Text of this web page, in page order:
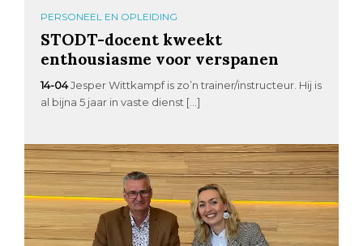
PERSONEEL EN OPLEIDING
STODT-docent kweekt
enthousiasme voor verspanen
14-04Jesper Wittkampf is zo’n trainer/instructeur. Hij is
al bijna 5 jaar in vaste dienst […]